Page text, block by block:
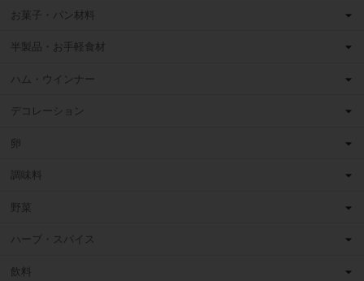
お菓子・パン材料
半製品・お手軽食材
ハム・ウインナー
デコレーション
卵
調味料
野菜
ハーブ・スパイス
飲料